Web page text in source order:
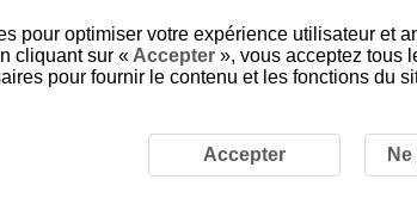
pour optimiser votre expérience utilisateur et
cliquant sur « Accepter », vous acceptez tous
pour fournir le contenu et les fonctions du
Accepter